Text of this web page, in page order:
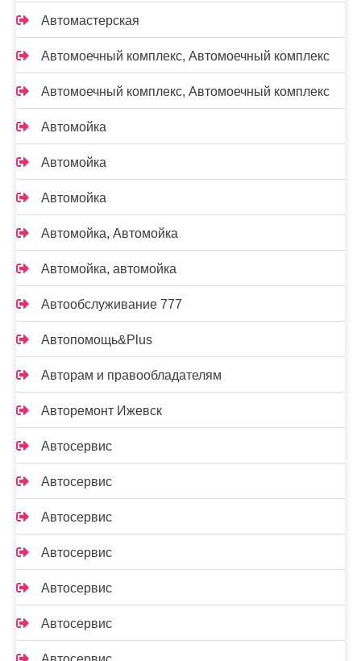
Автомастерская
Автомоечный комплекс, Автомоечный комплекс
Автомоечный комплекс, Автомоечный комплекс
Автомойка
Автомойка
Автомойка
Автомойка, Автомойка
Автомойка, автомойка
Автообслуживание 777
Автопомощь&Plus
Авторам и правообладателям
Авторемонт Ижевск
Автосервис
Автосервис
Автосервис
Автосервис
Автосервис
Автосервис